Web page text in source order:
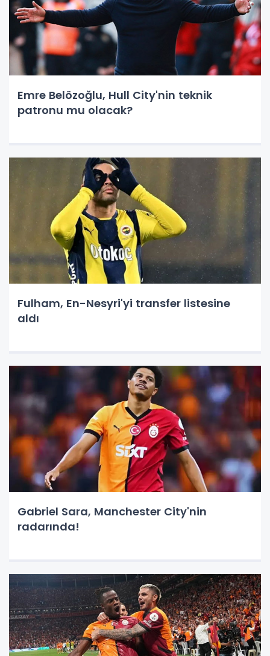
Emre Belözoğlu, Hull City'nin teknik
patronu mu olacak?
Fulham, En-Nesyri'yi transfer listesine
aldı
Gabriel Sara, Manchester City'nin
radarında!